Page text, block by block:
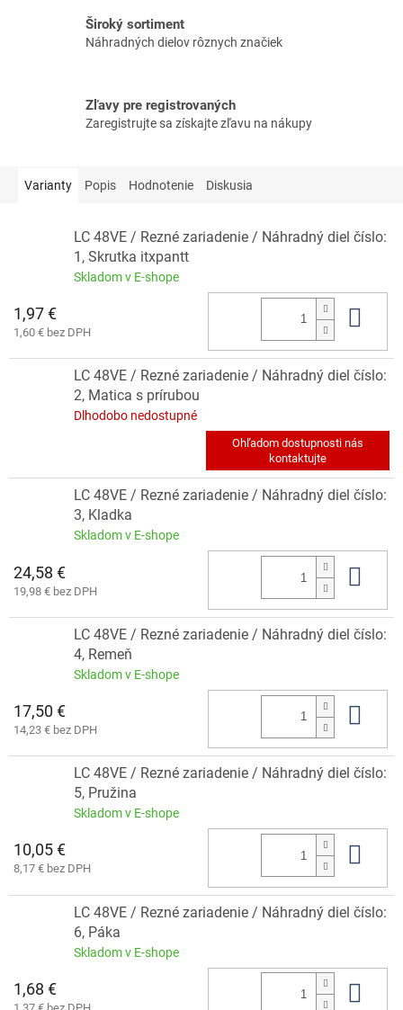
Široký sortiment
Náhradných dielov rôznych značiek
Zľavy pre registrovaných
Zaregistrujte sa získajte zľavu na nákupy
Varianty Popis Hodnotenie Diskusia
LC 48VE / Rezné zariadenie / Náhradný diel číslo:
1, Skrutka itxpantt
Skladom v E-shope
1,97 €
1,60 € bez DPH
LC 48VE / Rezné zariadenie / Náhradný diel číslo:
2, Matica s prírubou
Dlhodobo nedostupné
LC 48VE / Rezné zariadenie / Náhradný diel číslo:
3, Kladka
Skladom v E-shope
24,58 €
19,98 € bez DPH
LC 48VE / Rezné zariadenie / Náhradný diel číslo:
4, Remeň
Skladom v E-shope
17,50 €
14,23 € bez DPH
LC 48VE / Rezné zariadenie / Náhradný diel číslo:
5, Pružina
Skladom v E-shope
10,05 €
8,17 € bez DPH
LC 48VE / Rezné zariadenie / Náhradný diel číslo:
6, Páka
Skladom v E-shope
1,68 €